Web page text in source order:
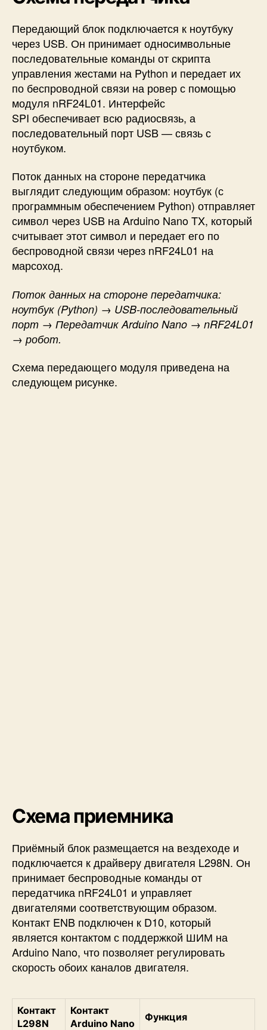
Передающий блок подключается к ноутбуку
через USB. Он принимает односимвольные
последовательные команды от скрипта
управления жестами на Python и передает их
по беспроводной связи на ровер с помощью
модуля nRF24L01. Интерфейс
SPI обеспечивает всю радиосвязь, а
последовательный порт USB — связь с
ноутбуком.
Поток данных на стороне передатчика
выглядит следующим образом: ноутбук (с
программным обеспечением Python) отправляет
символ через USB на Arduino Nano TX, который
считывает этот символ и передает его по
беспроводной связи через nRF24L01 на
марсоход.
Поток данных на стороне передатчика:
ноутбук (Python) → USB-последовательный
порт → Передатчик Arduino Nano → nRF24L01
→ робот.
Схема передающего модуля приведена на
следующем рисунке.
Схема приемника
Приёмный блок размещается на вездеходе и
подключается к драйверу двигателя L298N. Он
принимает беспроводные команды от
передатчика nRF24L01 и управляет
двигателями соответствующим образом.
Контакт ENB подключен к D10, который
является контактомс поддержкой ШИМ на
Arduino Nano, что позволяет регулировать
скорость обоих каналов двигателя.
Контакт
L298N
Контакт
Arduino Nano
Функция